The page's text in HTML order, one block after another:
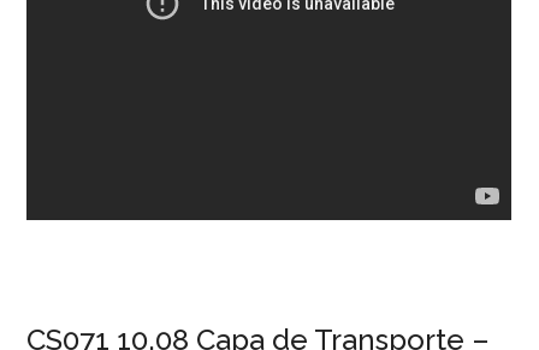
CS071 10.08 Capa de Transporte –